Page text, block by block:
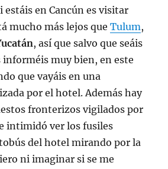
estáis en Cancún es visitar
mucho más lejos queTulum,
, así que salvo que seáis
informéis muy bien, en este
que vayáis en una
por el hotel. Además hay
fronterizos vigilados por
intimidó ver los fusiles
del hotel mirando por la
ni imaginar si se me